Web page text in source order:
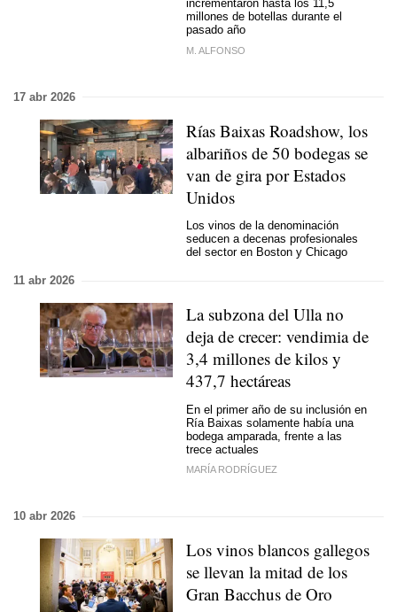
incrementaron hasta los 11,5
millones de botellas durante el
pasado año
M. ALFONSO
17 abr 2026
Rías Baixas Roadshow, los
albariños de 50 bodegas se
van de gira por Estados
Unidos
Los vinos de la denominación
seducen a decenas profesionales
del sector en Boston y Chicago
11 abr 2026
La subzona del Ulla no
deja de crecer: vendimia de
3,4 millones de kilos y
437,7 hectáreas
En el primer año de su inclusión en
Ría Baixas solamente había una
bodega amparada, frente a las
trece actuales
MARÍA RODRÍGUEZ
10 abr 2026
Los vinos blancos gallegos
se llevan la mitad de los
Gran Bacchus de Oro